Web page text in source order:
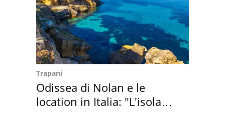
Trapani
Odissea di Nolan e le
location in Italia: "L'isola